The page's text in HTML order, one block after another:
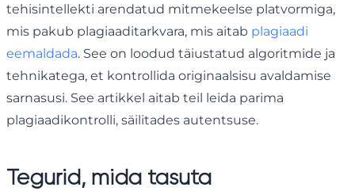
tehisintellekti arendatud mitmekeelse platvormiga,
mis pakub plagiaaditarkvara, mis aitab plagiaadi
eemaldada. See on loodud täiustatud algoritmide ja
tehnikatega, et kontrollida originaalsisu avaldamise
sarnasusi. See artikkel aitab teil leida parima
plagiaadikontrolli, säilitades autentsuse.
Tegurid, mida tasuta